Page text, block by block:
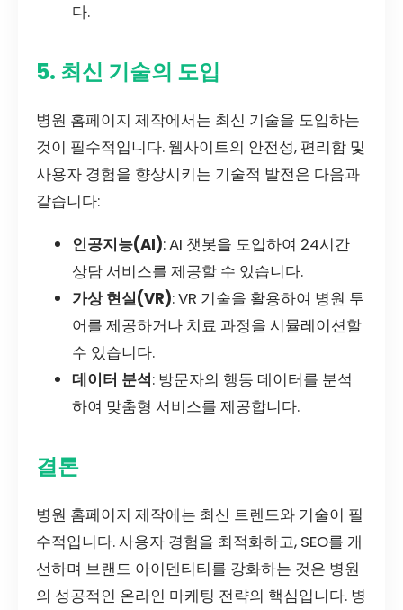
다.
5. 최신 기술의 도입
병원 홈페이지 제작에서는 최신 기술을 도입하는
것이 필수적입니다. 웹사이트의 안전성, 편리함 및
사용자 경험을 향상시키는 기술적 발전은 다음과
같습니다:
인공지능(AI): AI 챗봇을 도입하여 24시간
상담 서비스를 제공할 수 있습니다.
가상 현실(VR): VR 기술을 활용하여 병원 투
어를 제공하거나 치료 과정을 시뮬레이션할
수 있습니다.
데이터 분석: 방문자의 행동 데이터를 분석
하여 맞춤형 서비스를 제공합니다.
결론
병원 홈페이지 제작에는 최신 트렌드와 기술이 필
수적입니다. 사용자 경험을 최적화하고, SEO를 개
선하며 브랜드 아이덴티티를 강화하는 것은 병원
의 성공적인 온라인 마케팅 전략의 핵심입니다. 병